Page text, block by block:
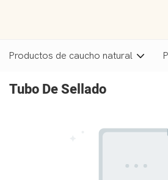
Productos de caucho natural
Tubo De Sellado